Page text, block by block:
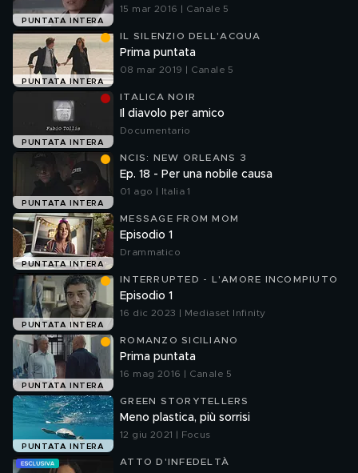
PUNTATA INTERA
15 mar 2016 | Canale 5
PUNTATA INTERA
IL SILENZIO DELL'ACQUA
Prima puntata
08 mar 2019 | Canale 5
PUNTATA INTERA
ITALICA NOIR
Il diavolo per amico
Documentario
PUNTATA INTERA
NCIS: NEW ORLEANS 3
Ep. 18 - Per una nobile causa
01 ago | Italia 1
PUNTATA INTERA
MESSAGE FROM MOM
Episodio 1
Drammatico
PUNTATA INTERA
INTERRUPTED - L'AMORE INCOMPIUTO
Episodio 1
16 dic 2023 | Mediaset Infinity
PUNTATA INTERA
ROMANZO SICILIANO
Prima puntata
16 mag 2016 | Canale 5
PUNTATA INTERA
GREEN STORYTELLERS
Meno plastica, più sorrisi
12 giu 2021 | Focus
ATTO D'INFEDELTÀ